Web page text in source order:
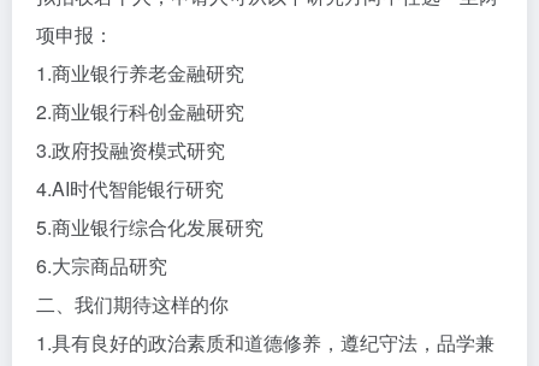
项申报：
1.商业银行养老金融研究
2.商业银行科创金融研究
3.政府投融资模式研究
4.AI时代智能银行研究
5.商业银行综合化发展研究
6.大宗商品研究
二、我们期待这样的你
1.具有良好的政治素质和道德修养，遵纪守法，品学兼